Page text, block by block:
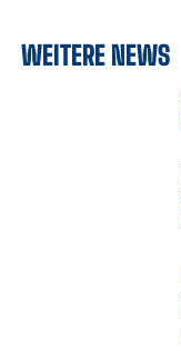
WEITERE NEWS